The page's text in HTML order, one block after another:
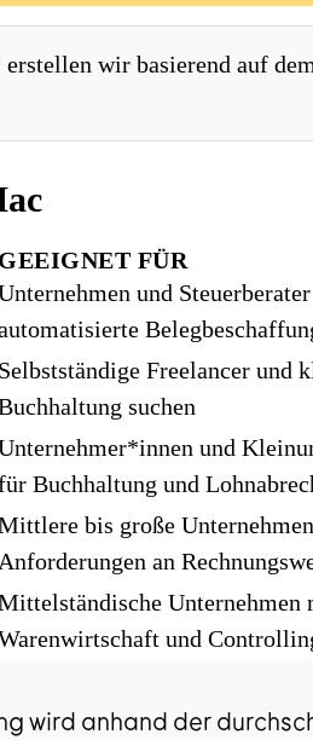
wir basierend auf
GEEIGNET FÜR
und
Selbstständige Freelancer und
suchen
und
Buchhaltung und
bis große
Anforderungen an
Unternehmen
und
wird anhand der